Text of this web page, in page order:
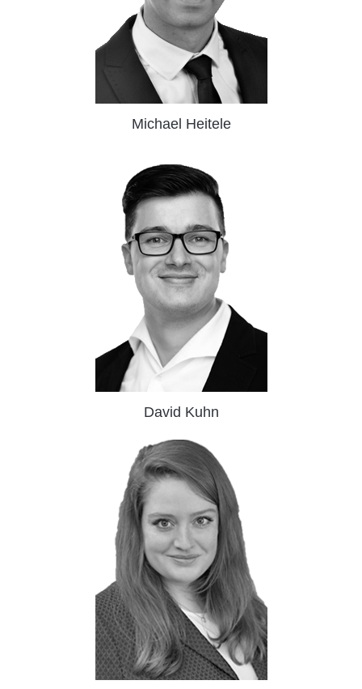
Michael Heitele
David Kuhn